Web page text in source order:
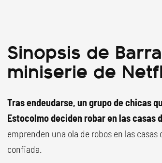
Sinopsis de
miniserie de
Tras endeudarse, un grupo de chicas
Estocolmo deciden robar en las casas
emprenden una ola de robos en las
confiada.